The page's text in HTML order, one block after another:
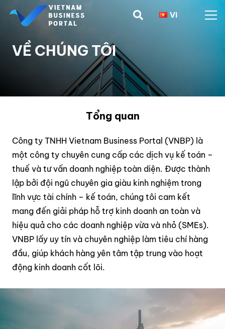
Vi
VỀ CHÚNG TÔI
Tổng quan
Công ty TNHH Vietnam Business Portal (VNBP) là
một công ty chuyên cung cấp các dịch vụ kế toán –
thuế và tư vấn doanh nghiệp toàn diện. Được thành
lập bởi đội ngũ chuyên gia giàu kinh nghiệm trong
lĩnh vực tài chính – kế toán, chúng tôi cam kết
mang đến giải pháp hỗ trợ kinh doanh an toàn và
hiệu quả cho các doanh nghiệp vừa và nhỏ (SMEs).
VNBP lấy uy tín và chuyên nghiệp làm tiêu chí hàng
đầu, giúp khách hàng yên tâm tập trung vào hoạt
động kinh doanh cốt lõi.